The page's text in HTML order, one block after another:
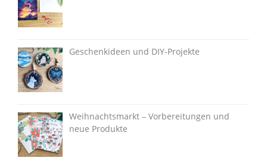
Geschenkideen und DIY-Projekte
Weihnachtsmarkt – Vorbereitungen und
neue Produkte